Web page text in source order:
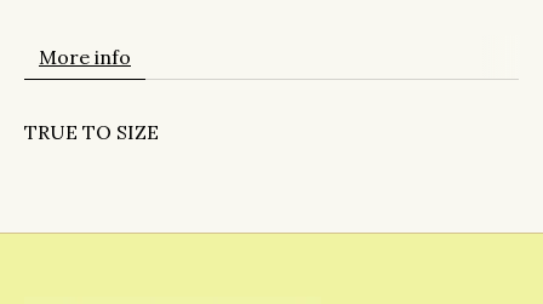
More info
TRUE TO SIZE